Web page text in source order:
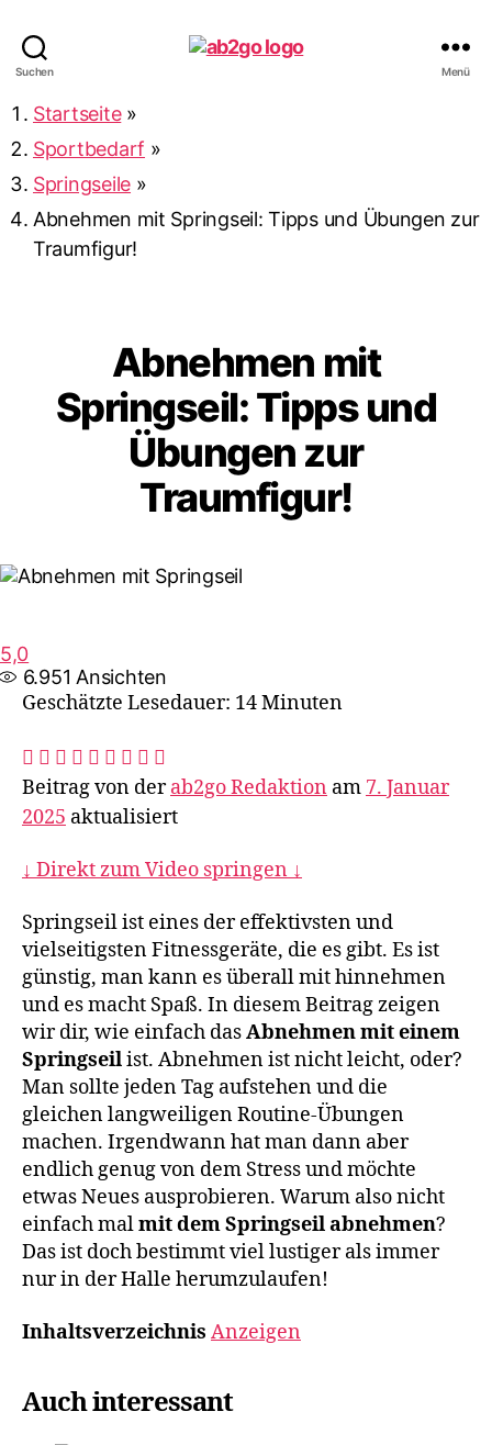
Suchen Menü
Startseite»
Sportbedarf »
Springseile »
Abnehmen mit Springseil: Tipps und Übungen zur
Traumfigur!
Abnehmen mit
Springseil: Tipps und
Übungen zur
Traumfigur!
5,0
6.951 Ansichten
Geschätzte Lesedauer: 14 Minuten
Beitrag von derab2go Redaktion am 7. Januar
2025 aktualisiert
↓ Direkt zum Video springen ↓
Springseil ist eines der effektivsten und
vielseitigsten Fitnessgeräte, die es gibt. Es ist
günstig, man kann es überall mit hinnehmen
und es macht Spaß. In diesem Beitrag zeigen
wir dir, wie einfach dasAbnehmen mit einem
Springseilist. Abnehmen ist nicht leicht, oder?
Man sollte jeden Tag aufstehen und die
gleichen langweiligen Routine-Übungen
machen. Irgendwann hat man dann aber
endlich genug von dem Stress und möchte
etwas Neues ausprobieren. Warum also nicht
einfach malmit dem Springseil abnehmen?
Das ist doch bestimmt viel lustiger als immer
nur in der Halle herumzulaufen!
Inhaltsverzeichnis Anzeigen
Auch interessant